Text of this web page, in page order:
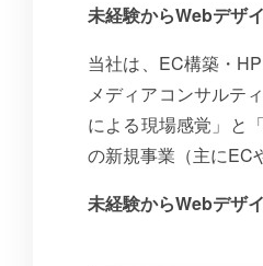
未経験からWebデザ
当社は、EC構築・
メディアコンサルテ
による現場感覚」と
の新規事業（主にEC
未経験からWebデザ